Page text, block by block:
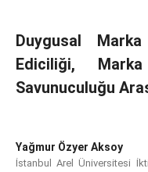
Duygusal
Ediciliği,
Savunuculuğu
Yağmur Özyer Aksoy
İstanbul Arel Üniversitesi